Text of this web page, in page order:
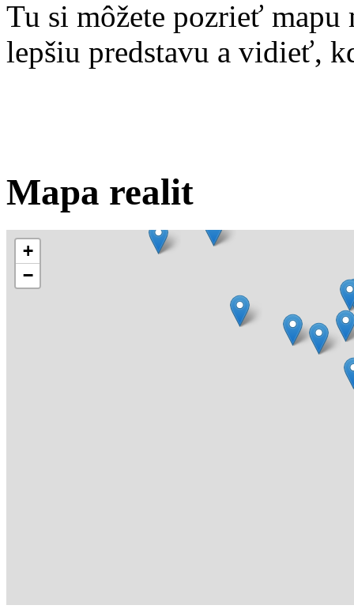
Tu si môžete pozrieť
lepšiu predstavu a vidieť,
Mapa realit
+
−